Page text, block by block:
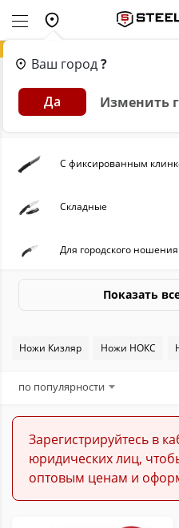
Ваш город?
Да Изменить
Главная Каталог
Ножи с клинком
С фиксированным
Складные
Для городского ношения
Туристические
Метательные
Показать
Ножи Кизляр Ножи НОКС
по популярности
Зарегистрируйтесь в
юридических лиц,
оптовым ценам и